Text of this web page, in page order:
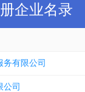
企业名录
有限公司
公司